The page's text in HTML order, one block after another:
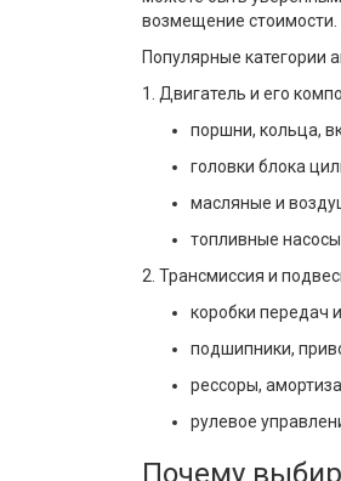
возмещение стоимости.
Популярные категории
1. Двигатель и его
поршни, кольца,
головки блока
масляные и
топливные
2. Трансмиссия и
коробки передач
подшипники,
рессоры,
рулевое
Почему